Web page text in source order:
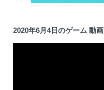
2020年6月4日のゲーム 動画